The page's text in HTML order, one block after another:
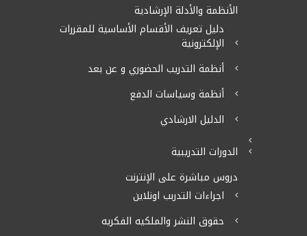
الأنظمة والأدلة الإرشادية
دليل تعريف الأقسام الأساسية للمقررات
الإلكترونية
أنظمة التدريب الحضوري و عن بعد
أنظمة وسياسات الدفع
الدليل الارشادي
الدورات التدريبية
دروس مباشرة على الإنترنت
اجراءات التدربب اونلاين
حقوق النشر والملكيه الفكريه